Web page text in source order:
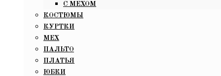
С МЕХОМ
КОСТЮМЫ
КУРТКИ
МЕХ
ПАЛЬТО
ПЛАТЬЯ
ЮБКИ